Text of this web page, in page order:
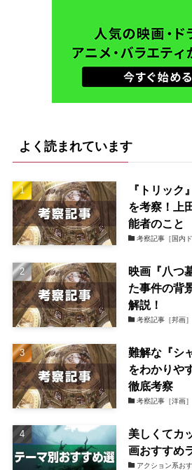
よく読まれています
『トリック
を考察！上
能者のこと
考察記事［国内ド
映画『八つ
た事件の背
解説！
考察記事［邦画］
難解な『シ
をわかりや
徹底考察
考察記事［洋画］
美しくてカ
画おすすめ
アクション系お